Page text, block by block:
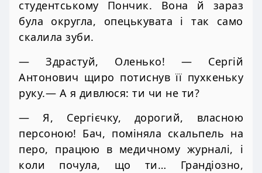
студентському Пончик. Вона й зараз
була округла, опецькувата і так само
скалила зуби.
— Здрастуй, Оленько! — Сергій
Антонович щиро потиснув її пухкеньку
руку.— А я дивлюся: ти чи не ти?
— Я, Сергієчку, дорогий, власною
персоною! Бач, поміняла скальпель на
перо, працюю в медичному журналі, і
коли почула, що ти… Грандіозно,